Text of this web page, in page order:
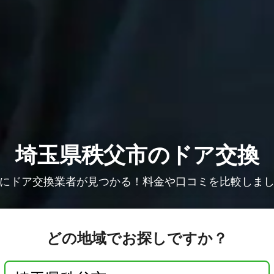
埼玉県秩父市のドア交換
ドア交換業者が見つかる！料金や口コミを比較しま
どの地域でお探しですか？